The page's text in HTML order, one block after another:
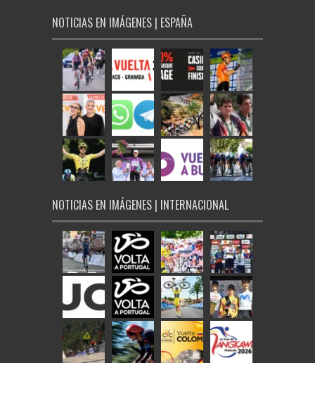
NOTICIAS EN IMÁGENES | ESPAÑA
NOTICIAS EN IMÁGENES | INTERNACIONAL